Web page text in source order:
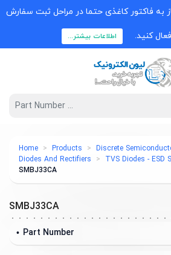
به فاکتور کاغذی حتما در مراحل ثبت سفارش
کنید. اطلاعات بیشتر...
Home Products
Discrete
Diodes And Rectifiers
TVS Diodes - ESD
SMBJ33CA
SMBJ33CA
Part Number